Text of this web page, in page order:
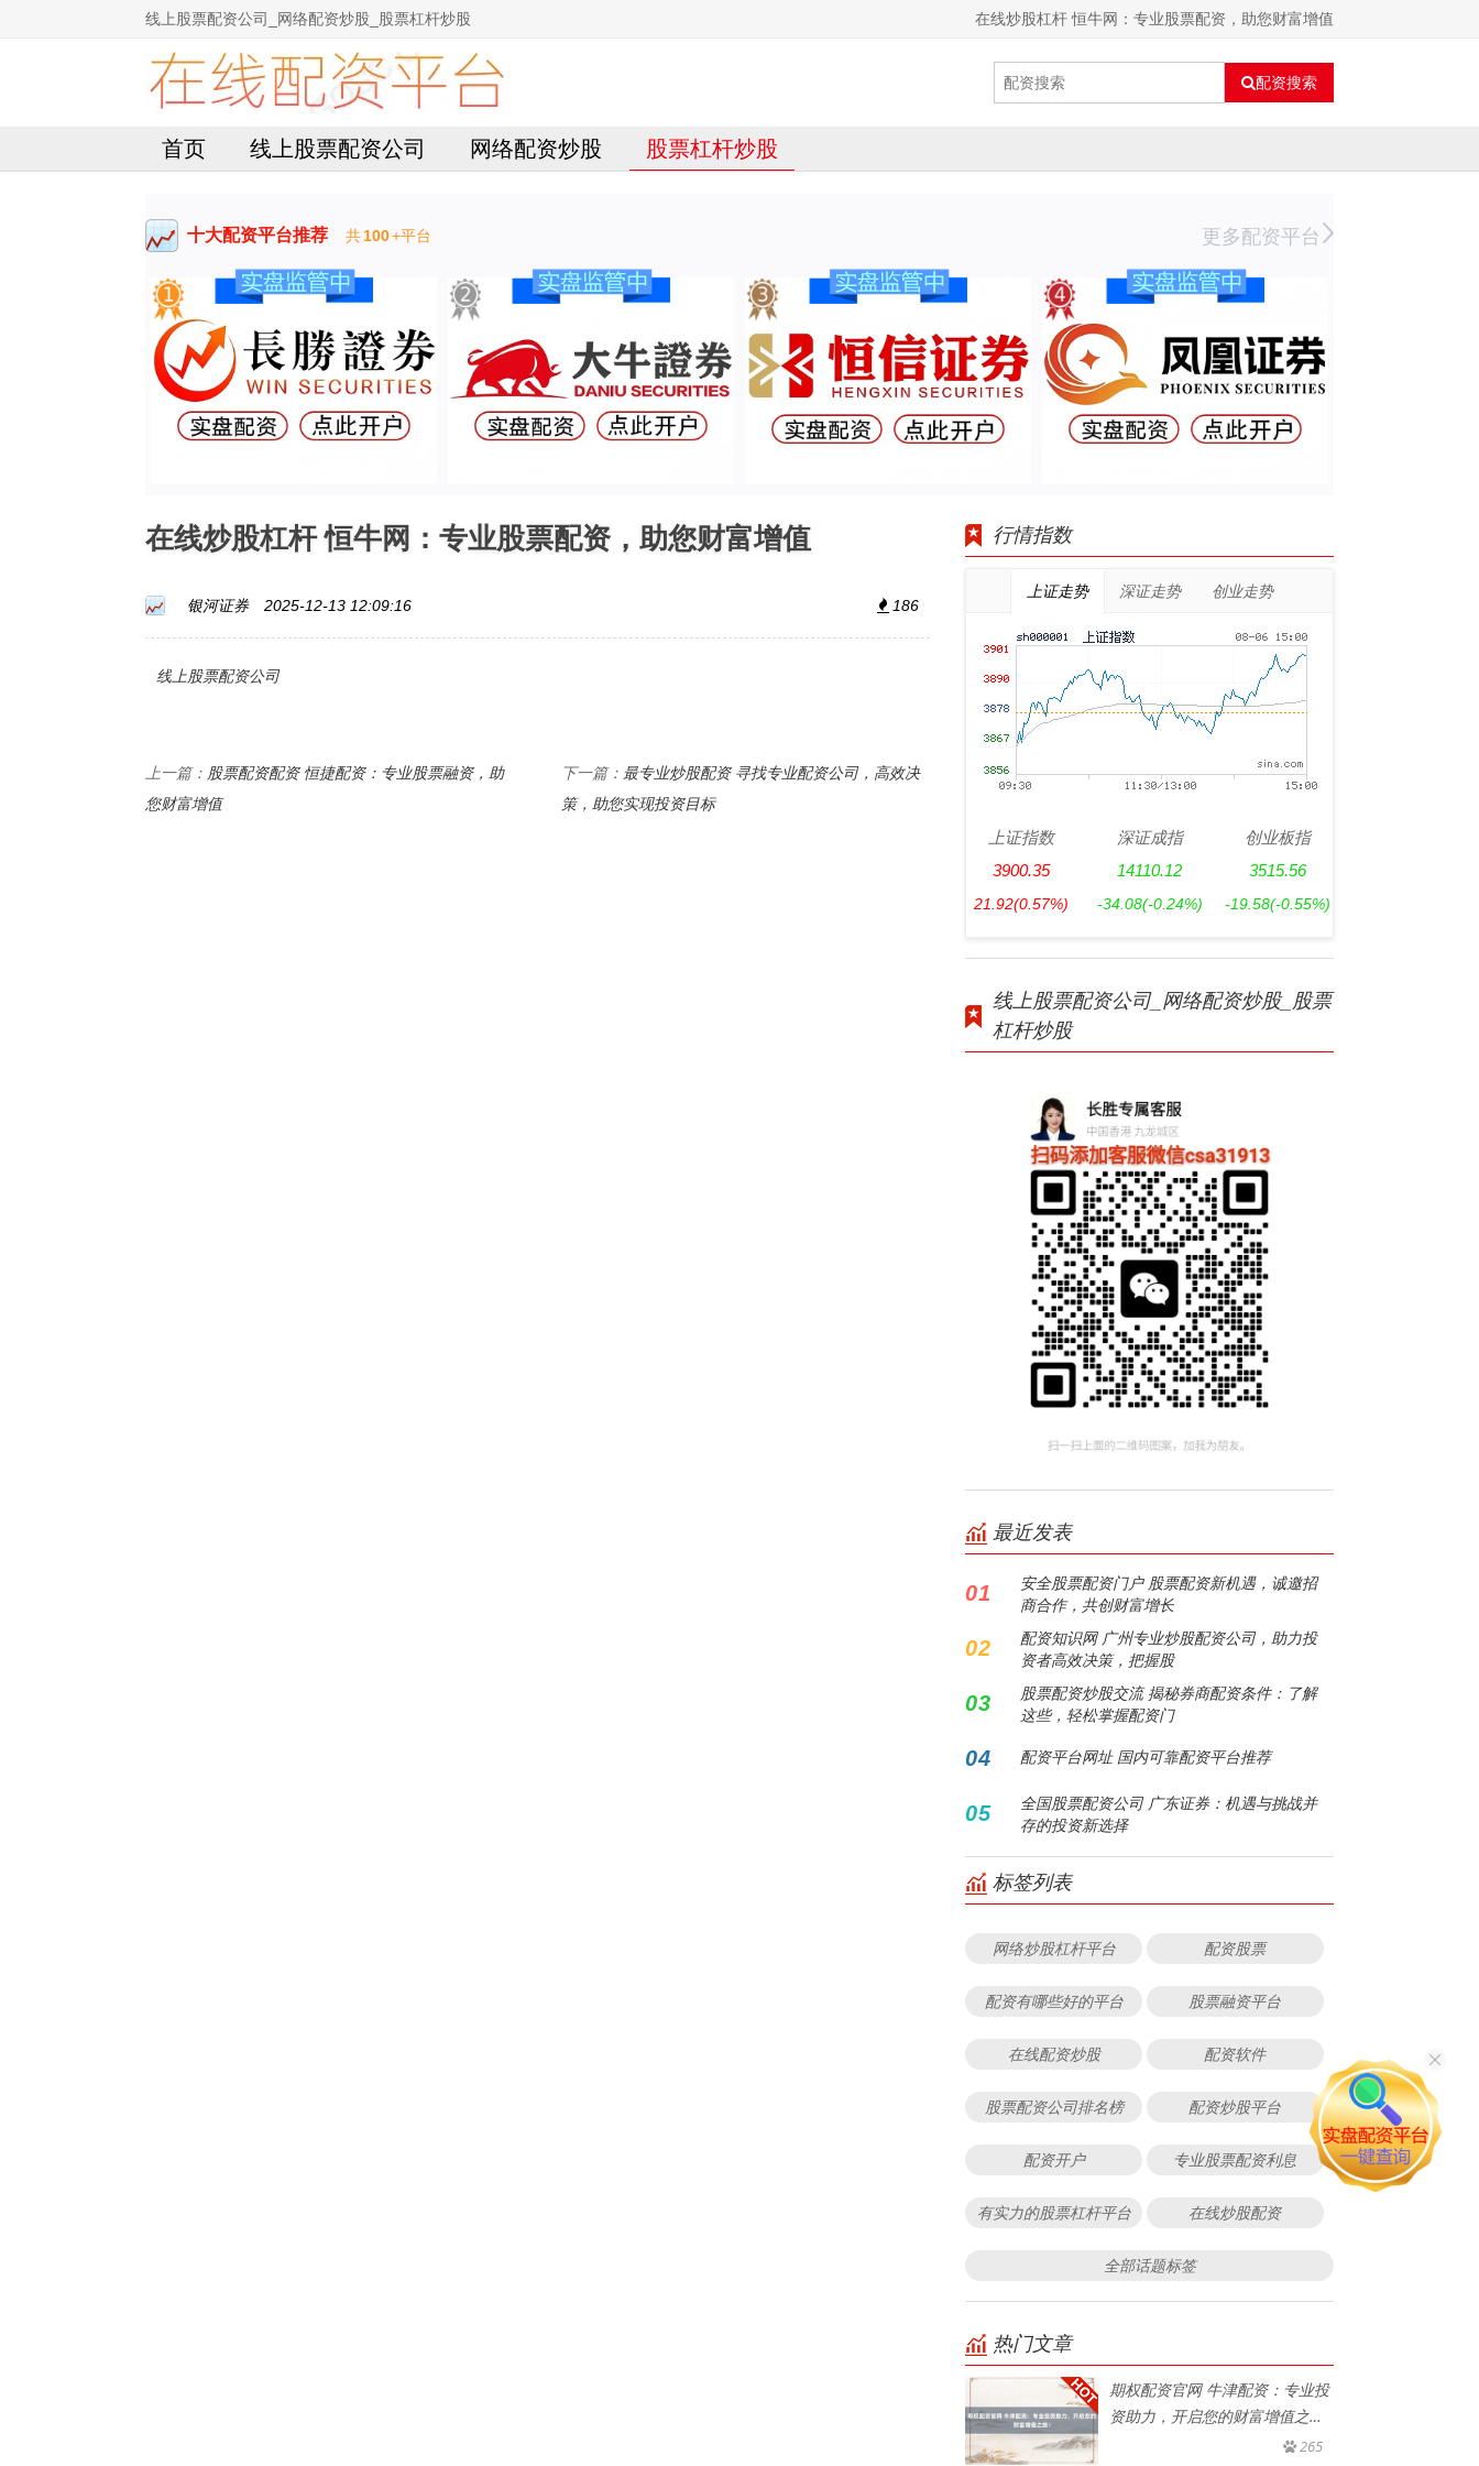
线上股票配资公司_网络配资炒股_股票杠杆炒股 在线炒股杠杆 恒牛网：专业股票配资，助您财富增值
配资搜索
首页 线上股票配资公司 网络配资炒股 股票杠杆炒股
十大配资平台推荐 共100+平台 更多配资平台
在线炒股杠杆 恒牛网：专业股票配资，助您财富增值
银河证券 2025-12-13 12:09:16 186
线上股票配资公司
上一篇： 股票配资配资 恒捷配资：专业股票融资，助
您财富增值
下一篇： 最专业炒股配资 寻找专业配资公司，高效决
策，助您实现投资目标
行情指数
上证走势 深证走势 创业走势
上证指数
3900.35
21.92(0.57%)
深证成指
14110.12
-34.08(-0.24%)
创业板指
3515.56
-19.58(-0.55%)
线上股票配资公司_网络配资炒股_股票
杠杆炒股
最近发表
01
安全股票配资门户 股票配资新机遇，诚邀招
商合作，共创财富增长
02
配资知识网 广州专业炒股配资公司，助力投
资者高效决策，把握股
03
股票配资炒股交流 揭秘券商配资条件：了解
这些，轻松掌握配资门
04 配资平台网址 国内可靠配资平台推荐
05
全国股票配资公司 广东证券：机遇与挑战并
存的投资新选择
标签列表
网络炒股杠杆平台 配资股票
配资有哪些好的平台 股票融资平台
在线配资炒股 配资软件
股票配资公司排名榜 配资炒股平台
配资开户 专业股票配资利息
有实力的股票杠杆平台 在线炒股配资
全部话题标签
热门文章
期权配资官网 牛津配资：专业投
资助力，开启您的财富增值之
265